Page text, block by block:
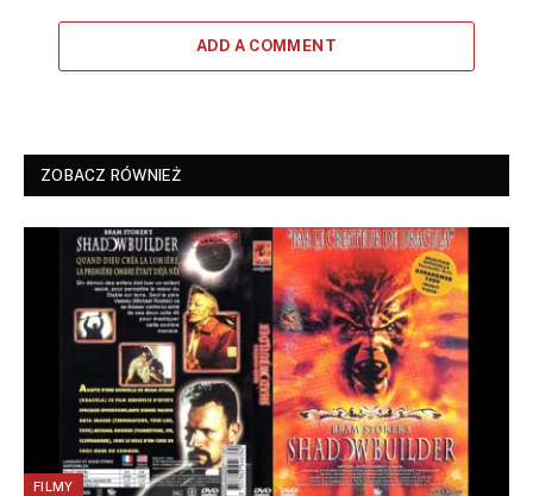
ADD A COMMENT
ZOBACZ RÓWNIEŻ
FILMY